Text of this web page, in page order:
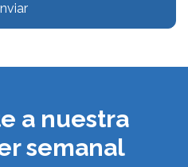
a nuestra
semanal